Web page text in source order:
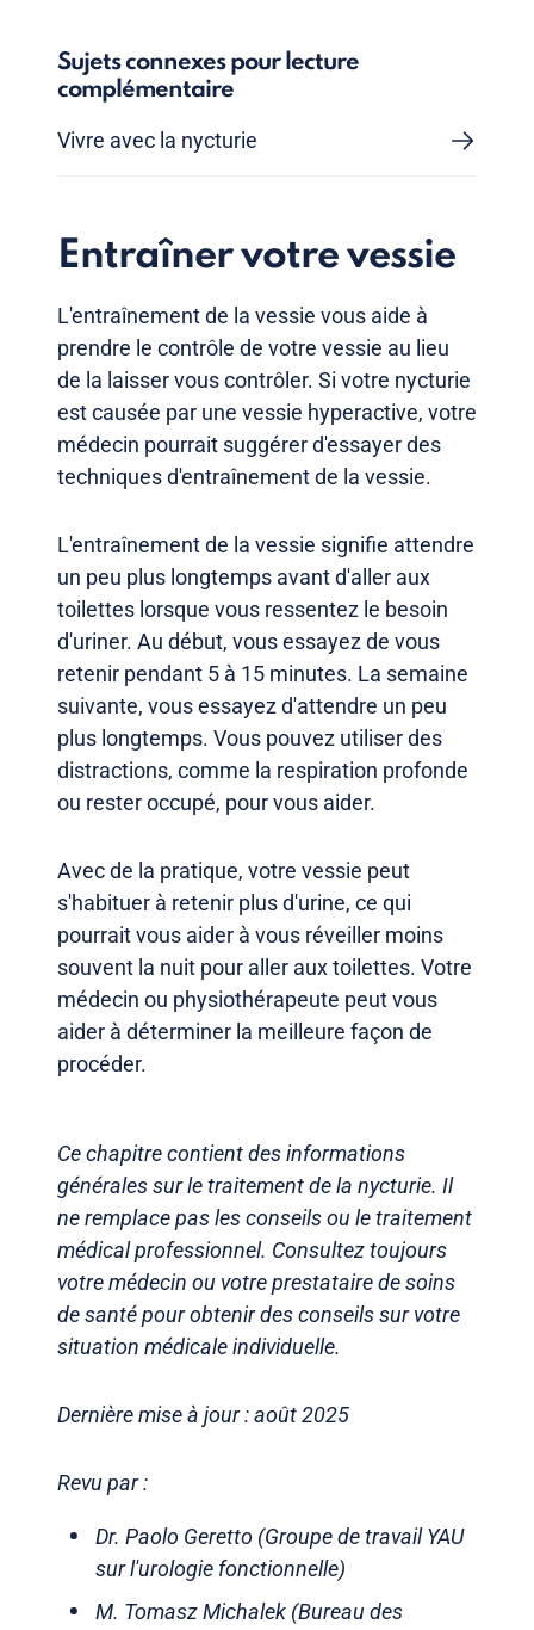
Sujets connexes pour lecture
complémentaire
Vivre avec la nycturie
Entraîner votre vessie
L'entraînement de la vessie vous aide à
prendre le contrôle de votre vessie au lieu
de la laisser vous contrôler. Si votre nycturie
est causée par une vessie hyperactive, votre
médecin pourrait suggérer d'essayer des
techniques d'entraînement de la vessie.
L'entraînement de la vessie signifie attendre
un peu plus longtemps avant d'aller aux
toilettes lorsque vous ressentez le besoin
d'uriner. Au début, vous essayez de vous
retenir pendant 5 à 15 minutes. La semaine
suivante, vous essayez d'attendre un peu
plus longtemps. Vous pouvez utiliser des
distractions, comme la respiration profonde
ou rester occupé, pour vous aider.
Avec de la pratique, votre vessie peut
s'habituer à retenir plus d'urine, ce qui
pourrait vous aider à vous réveiller moins
souvent la nuit pour aller aux toilettes. Votre
médecin ou physiothérapeute peut vous
aider à déterminer la meilleure façon de
procéder.
Ce chapitre contient des informations
générales sur le traitement de la nycturie. Il
ne remplace pas les conseils ou le traitement
médical professionnel. Consultez toujours
votre médecin ou votre prestataire de soins
de santé pour obtenir des conseils sur votre
situation médicale individuelle.
Dernière mise à jour : août 2025
Revu par :
Dr. Paolo Geretto (Groupe de travail YAU
sur l'urologie fonctionnelle)
M. Tomasz Michalek (Bureau des